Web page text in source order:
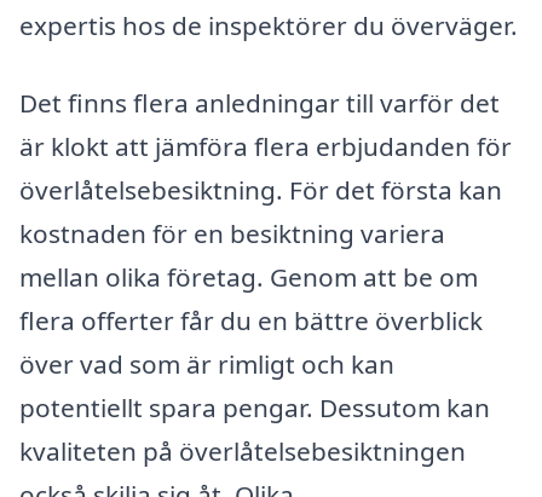
expertis hos de inspektörer du överväger.
Det finns flera anledningar till varför det
är klokt att jämföra flera erbjudanden för
överlåtelsebesiktning. För det första kan
kostnaden för en besiktning variera
mellan olika företag. Genom att be om
flera offerter får du en bättre överblick
över vad som är rimligt och kan
potentiellt spara pengar. Dessutom kan
kvaliteten på överlåtelsebesiktningen